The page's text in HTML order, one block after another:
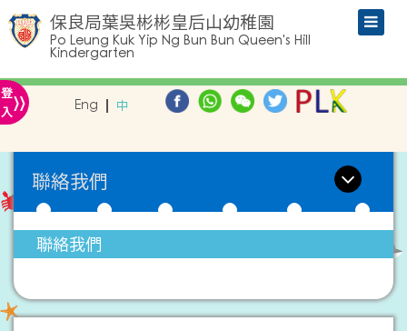
保良局葉吳彬彬皇后山幼稚園
Po Leung Kuk Yip Ng Bun Bun Queen's Hill
Kindergarten
登
入» Eng 中
聯絡我們
聯絡我們